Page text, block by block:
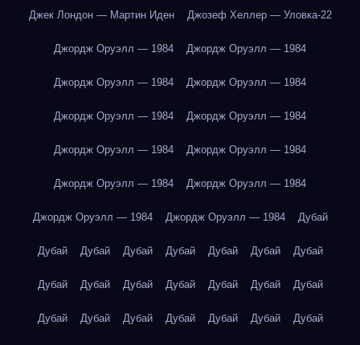
Джек Лондон — Мартин Иден Джозеф Хеллер — Уловка-22
Джордж Оруэлл — 1984 Джордж Оруэлл — 1984
Джордж Оруэлл — 1984 Джордж Оруэлл — 1984
Джордж Оруэлл — 1984 Джордж Оруэлл — 1984
Джордж Оруэлл — 1984 Джордж Оруэлл — 1984
Джордж Оруэлл — 1984 Джордж Оруэлл — 1984
Джордж Оруэлл — 1984 Джордж Оруэлл — 1984 Дубай
Дубай Дубай Дубай Дубай Дубай Дубай Дубай
Дубай Дубай Дубай Дубай Дубай Дубай Дубай
Дубай Дубай Дубай Дубай Дубай Дубай Дубай